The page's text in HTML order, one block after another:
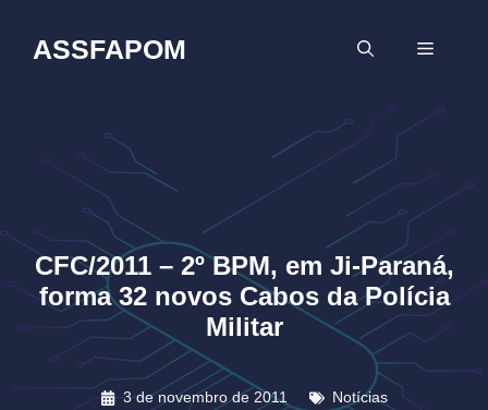
ASSFAPOM MENU
CFC/2011 – 2º BPM, em Ji-Paraná,
forma 32 novos Cabos da Polícia
Militar
3 de novembro de 2011 Notícias